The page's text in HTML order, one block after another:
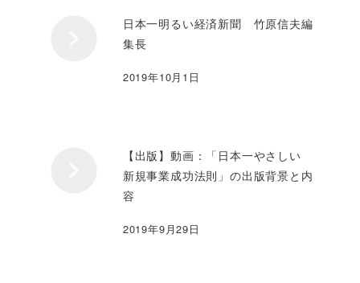
日本一明るい経済新聞 竹原信夫編
集長
2019年10月1日
【出版】動画：「日本一やさしい
新規事業成功法則」の出版背景と内
容
2019年9月29日